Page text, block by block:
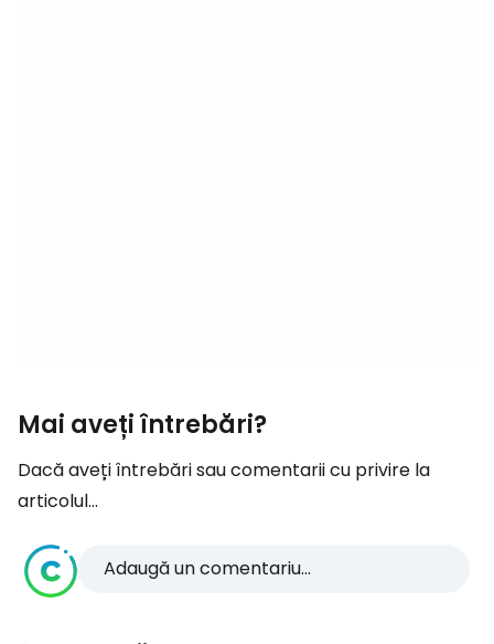
Mai aveți întrebări?
Dacă aveți întrebări sau comentarii cu privire la
articolul...
Adaugă un comentariu...